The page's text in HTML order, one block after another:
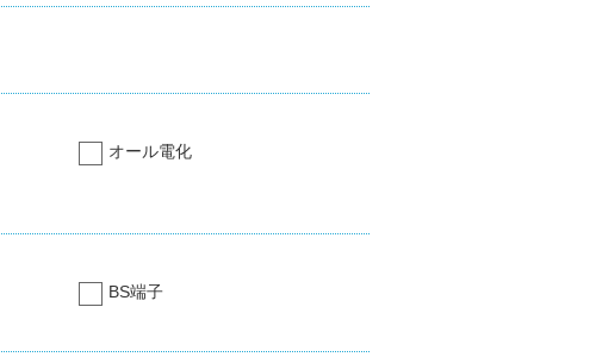
オール電化
BS端子